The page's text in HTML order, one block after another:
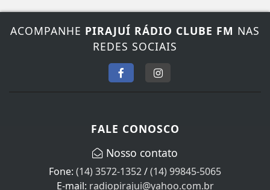
ACOMPANHEPIRAJUÍ RÁDIO CLUBE FMNAS
REDES SOCIAIS
(14) 3572-1352/(14) 99845-5065
E-mail:radiopirajui@yahoo.com.br